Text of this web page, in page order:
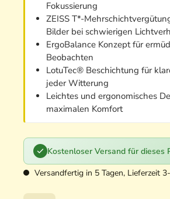
Fokussierung
ZEISS T*-
Bilder bei schwierigen
ErgoBalance Konzept für
Beobachten
LotuTec® Beschichtung für
jeder Witterung
Leichtes und ergonomisches
maximalen Komfort
Kostenloser Versand für dieses
Versandfertig in 5 Tagen, Lieferzeit